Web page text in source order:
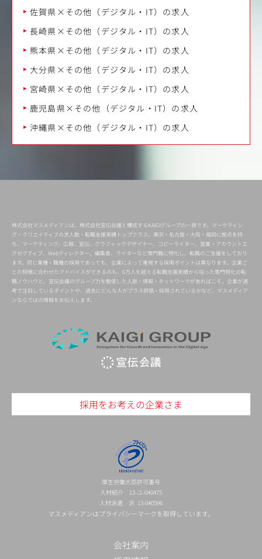
佐賀県×その他（デジタル・IT）の求人
長崎県×その他（デジタル・IT）の求人
熊本県×その他（デジタル・IT）の求人
大分県×その他（デジタル・IT）の求人
宮崎県×その他（デジタル・IT）の求人
鹿児島県×その他（デジタル・IT）の求人
沖縄県×その他（デジタル・IT）の求人
株式会社マスメディアンは、株式会社宣伝会議と構成するKAIGIグループの一員です。マーケティン
グ・クリエイティブの求人数・転職支援実績トップクラス。東京・名古屋・大阪・福岡に拠点を持
ち、マーケティング、広報、宣伝、グラフィックデザイナー、コピーライター、営業・アカウントエ
グゼクティブ、Webディレクター、編集者、ライターなど専門職に特化し、転職のご支援をしており
ます。同じ業種・職種の採用であっても、企業によって重視する採用ポイントは異なります。企業ご
との特徴に合わせたアドバイスができるのも、6万人を超える転職支援実績から培った専門特化の転
職ノウハウと、宣伝会議のグループ力を駆使した人脈・情報・ネットワークがあればこそ。企業が選
考で注目しているポイントや、過去にどんな人がプラス評価・採用されているかなど、マスメディア
ンならではの情報をお伝えします。
採用をお考えの企業さま
厚生労働大臣許可番号
人材紹介 13-ユ-040475
人材派遣 派 13-040596
マスメディアンはプライバシーマークを取得しています。
会社案内